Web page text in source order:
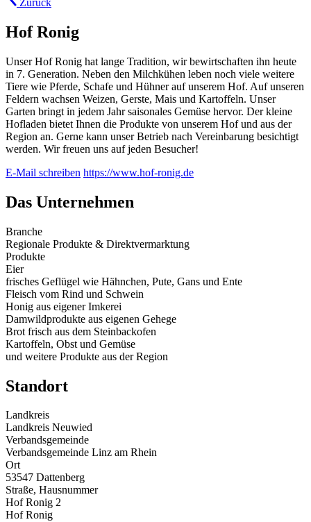
Zurück
Hof Ronig
Unser Hof Ronig hat lange Tradition, wir bewirtschaften ihn heute
in 7. Generation. Neben den Milchkühen leben noch viele weitere
Tiere wie Pferde, Schafe und Hühner auf unserem Hof. Auf unseren
Feldern wachsen Weizen, Gerste, Mais und Kartoffeln. Unser
Garten bringt in jedem Jahr saisonales Gemüse hervor. Der kleine
Hofladen bietet Ihnen die Produkte von unserem Hof und aus der
Region an. Gerne kann unser Betrieb nach Vereinbarung besichtigt
werden. Wir freuen uns auf jeden Besucher!
E-Mail schreiben https://www.hof-ronig.de
Das Unternehmen
Branche
Regionale Produkte & Direktvermarktung
Produkte
Eier
frisches Geflügel wie Hähnchen, Pute, Gans und Ente
Fleisch vom Rind und Schwein
Honig aus eigener Imkerei
Damwildprodukte aus eigenen Gehege
Brot frisch aus dem Steinbackofen
Kartoffeln, Obst und Gemüse
und weitere Produkte aus der Region
Standort
Landkreis
Landkreis Neuwied
Verbandsgemeinde
Verbandsgemeinde Linz am Rhein
Ort
53547 Dattenberg
Straße, Hausnummer
Hof Ronig 2
Hof Ronig